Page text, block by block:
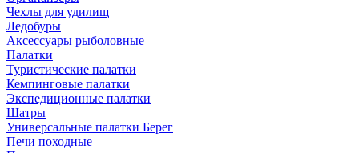
Чехлы для удилищ
Ледобуры
Аксессуары рыболовные
Палатки
Туристические палатки
Кемпинговые палатки
Экспедиционные палатки
Шатры
Универсальные палатки Берег
Печи походные